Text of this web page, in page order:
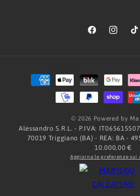
FacebookInstagram
Metodi
di
© 2026 Powered by
Alessandro S.R.L. - P.IVA:
70019 Triggiano (BA) - REA: BA -
10.000,00 €
Aggiorna le preferenze sui